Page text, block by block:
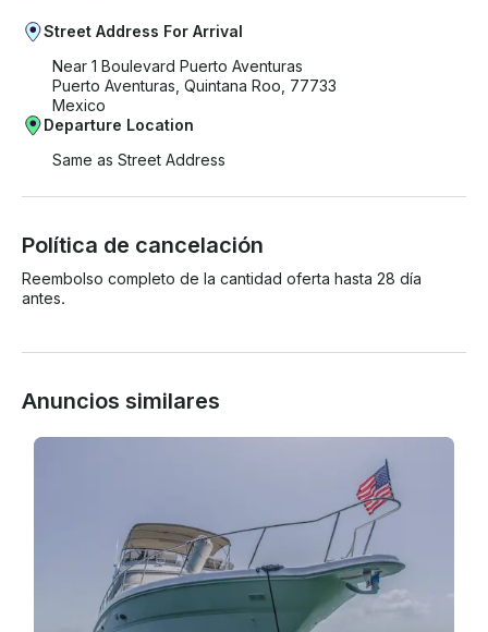
Street Address For Arrival
Near 1 Boulevard Puerto Aventuras
Puerto Aventuras, Quintana Roo, 77733
Mexico
Departure Location
Same as Street Address
Política de cancelación
Reembolso completo de la cantidad oferta hasta 28 día
antes.
Anuncios similares